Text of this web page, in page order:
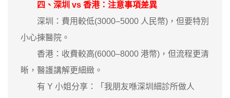
四、深圳 vs 香港：注意事項差異
深圳：費用較低(3000–5000 人民幣)，但要特別
小心揀醫院。
香港：收費較高(6000–8000 港幣)，但流程更清
晰，醫護講解更細緻。
有 Y 小姐分享：「我朋友喺深圳細診所做人